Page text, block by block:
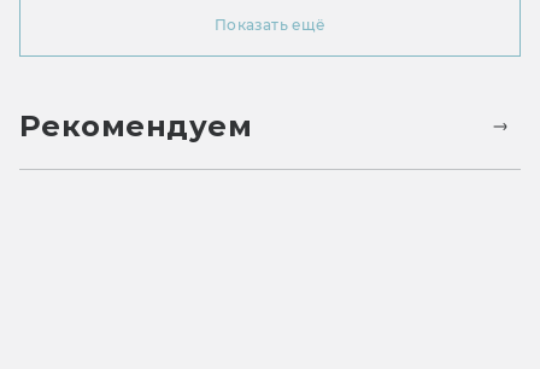
Показать ещё
Рекомендуем